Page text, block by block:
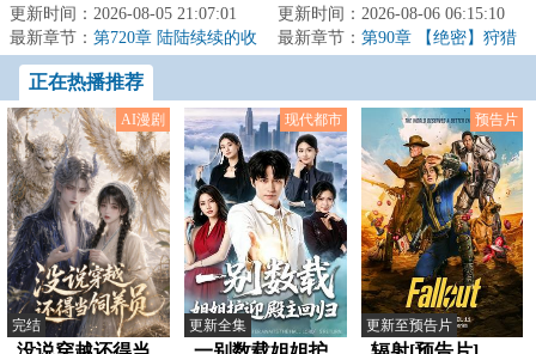
不想死在游戏里，就要想办法拼
命！拾荒、战斗...
更新时间：2026-08-05 21:07:01
最新章节： 第720章 陆陆续续的收
获（加更求全订）
度最高、生存环境最恶劣的两极
争霸版本。这是最...
更新时间：2026-08-06 06:15:10
最新章节： 第90章 【绝密】狩猎
正在热播推荐
AI漫剧
完结
现代都市
更新全集
预告片
更新至预告片